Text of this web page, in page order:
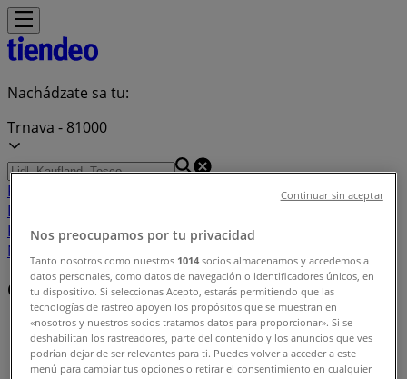
Nachádzate sa tu:
Trnava - 81000
Featured
Doplnky
KozmetikaŠportHračky a Voľný ČasAuto, Moto a
Náhradné Diely
Obchody nablízku
Tiendeo v Trnava»
Zoznam obchodov v Trnava
Nos preocupamos por tu privacidad
Tanto nosotros como nuestros 1014 socios almacenamos y accedemos a
datos personales, como datos de navegación o identificadores únicos, en
tu dispositivo. Si seleccionas Acepto, estarás permitiendo que las
tecnologías de rastreo apoyen los propósitos que se muestran en
«nosotros y nuestros socios tratamos datos para proporcionar». Si se
deshabilitan los rastreadores, parte del contenido y los anuncios que ves
podrían dejar de ser relevantes para ti. Puedes volver a acceder a este
menú para cambiar tus opciones o retirar el consentimiento en cualquier
Continuar sin aceptar